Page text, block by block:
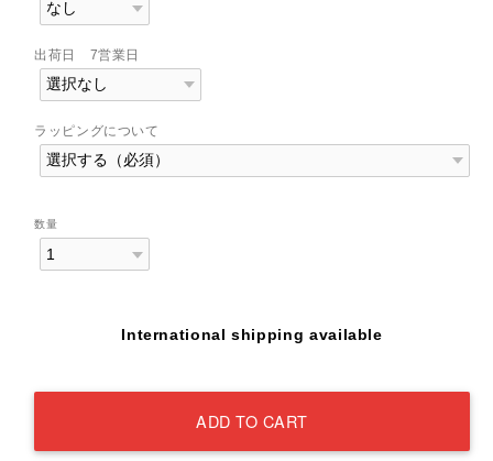
出荷日 7営業日
ラッピングについて
数量
International shipping available
ADD TO CART